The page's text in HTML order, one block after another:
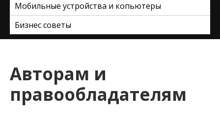
Мобильные устройства и копьютеры
Бизнес советы
Авторам и
правообладателям